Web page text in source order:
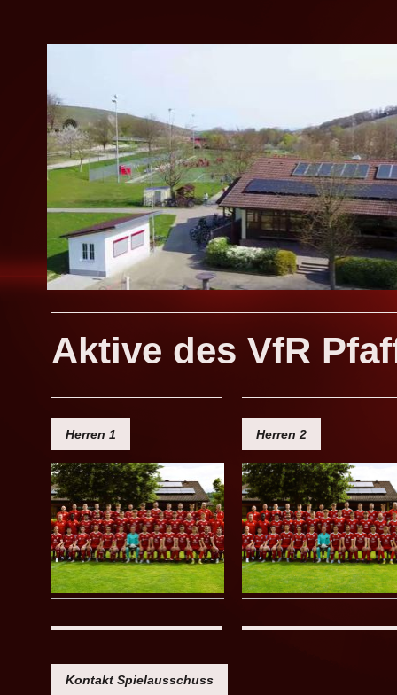
Aktive des VfR
Herren 1 Herren 2
Kontakt Spielausschuss